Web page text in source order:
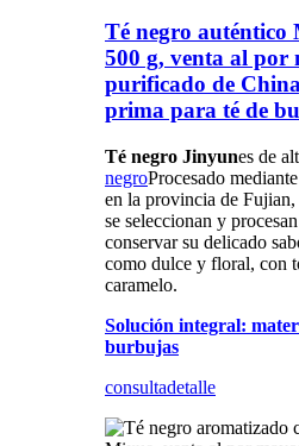
Té negro
500 g, venta al por
purificado de
prima para té de
Té negro Jinyunes de
negroProcesado
en la provincia de
se seleccionan y
conservar su delicado
como dulce y floral, con
caramelo.
Solución integral:
burbujas
consultadetalle